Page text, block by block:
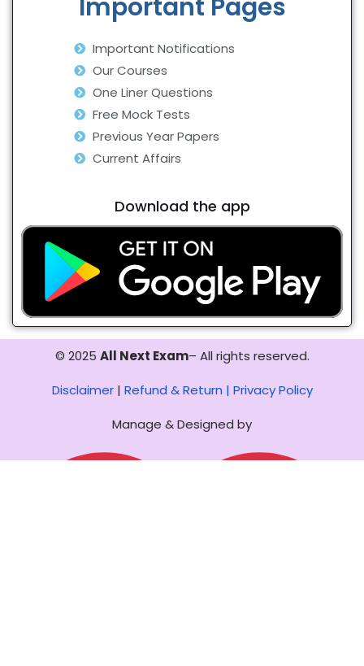
Important Pages
Important Notifications
Our Courses
One Liner Questions
Free Mock Tests
Previous Year Papers
Current Affairs
Download the app
© 2025 All Next Exam– All rights reserved.
Disclaimer| Refund & Return | Privacy Policy
Manage & Designed by